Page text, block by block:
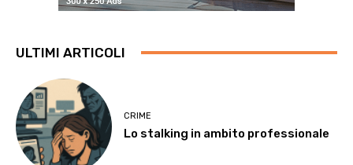
ULTIMI ARTICOLI
CRIME
Lo stalking in ambito professionale